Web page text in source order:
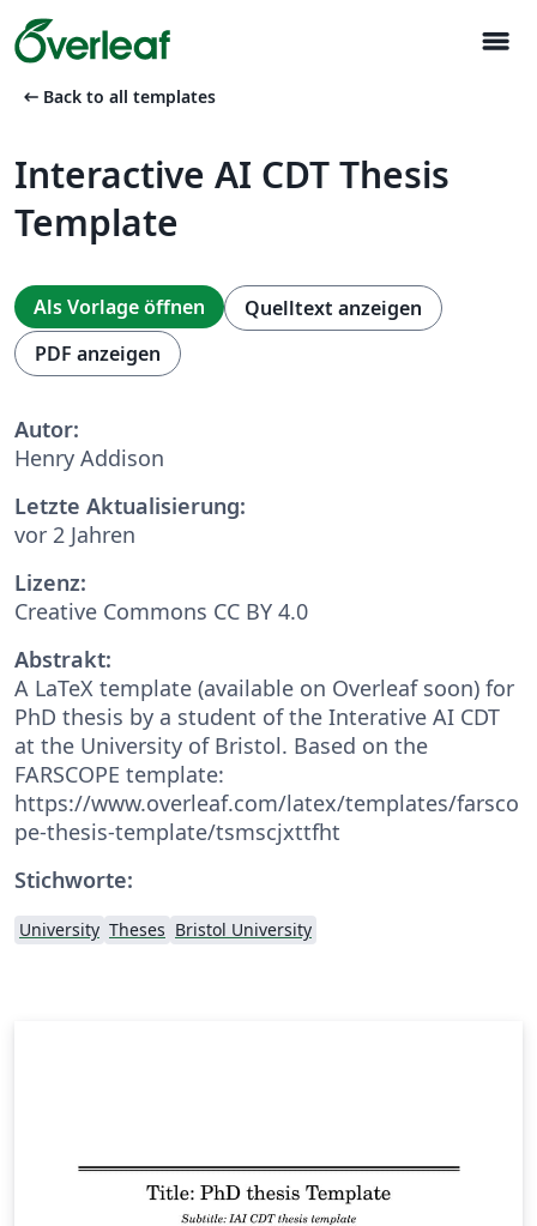
menu
arrow_left_alt Back to all templates
Interactive AI CDT Thesis
Template
Als Vorlage öffnen
Quelltext anzeigen
PDF anzeigen
Autor:
Henry Addison
Letzte Aktualisierung:
vor 2 Jahren
Lizenz:
Creative Commons CC BY 4.0
Abstrakt:
A LaTeX template (available on Overleaf soon) for
PhD thesis by a student of the Interative AI CDT
at the University of Bristol. Based on the
FARSCOPE template:
https://www.overleaf.com/latex/templates/farsco
pe-thesis-template/tsmscjxttfht
Stichworte:
University Theses Bristol University